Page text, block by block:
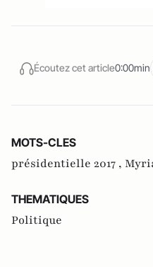
Écoutez cet article0:00min
MOTS-CLES
présidentielle 2017 ,
THEMATIQUES
Politique